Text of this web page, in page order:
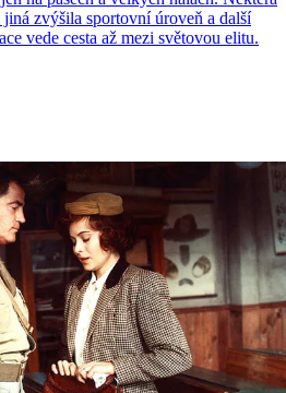
zvýšila sportovní úroveň a další
vede cesta až mezi světovou elitu.